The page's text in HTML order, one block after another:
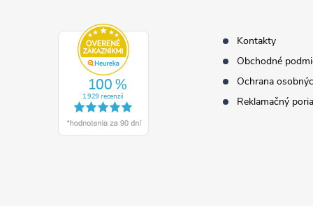
Kontakty
Obchodné
Ochrana
Reklamačný